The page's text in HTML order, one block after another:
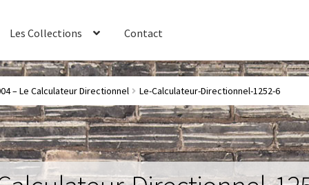
Les Collections Contact
de venteContactCouteauxCréations sur commande
HuîtreLa philosophieLampe à poserLes Collections
1 – Les Machines Fondatrices
– Le Calculateur Directionnel Le-Calculateur-Directionnel-1252-6